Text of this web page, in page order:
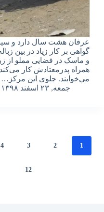
عرفان هشت سال دارد و
گواهی بر کار زیاد در بین
و ماسک در فضایی مملو از
همراه پدرمعتادش کار
می‌خوابند. جلوی این مرکز…
جمعه, ۲۳ اسفند ۱۳۹۸ – ۱۶:۵۳
1
2
3
4
12